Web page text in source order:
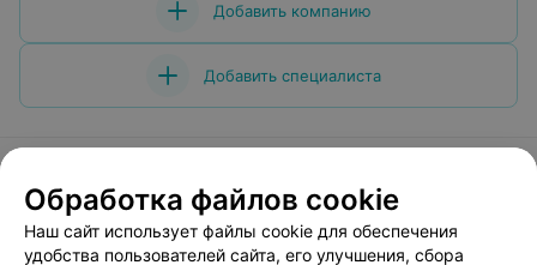
Добавить компанию
Добавить специалиста
О проекте Новости проекта
Размещение рекламы
Медицинский маркетинг
Публичный договор
Обработка файлов cookie
Наш сайт использует файлы cookie для обеспечения
удобства пользователей сайта, его улучшения, сбора